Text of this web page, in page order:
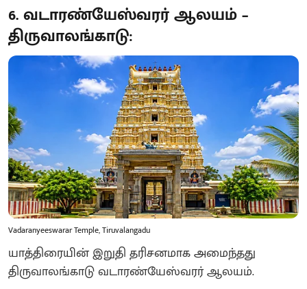
6. வடாரண்யேஸ்வரர் ஆலயம் –
திருவாலங்காடு:
Vadaranyeeswarar Temple, Tiruvalangadu
யாத்திரையின் இறுதி தரிசனமாக அமைந்தது
திருவாலங்காடு வடாரண்யேஸ்வரர் ஆலயம்.